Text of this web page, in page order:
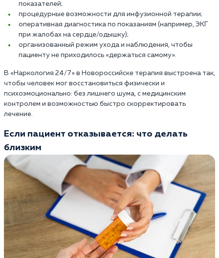
показателей;
процедурные возможности для инфузионной терапии;
оперативная диагностика по показаниям (например, ЭКГ
при жалобах на сердце/одышку);
организованный режим ухода и наблюдения, чтобы
пациенту не приходилось «держаться самому».
В «Наркология 24/7» в Новороссийске терапия выстроена так,
чтобы человек мог восстановиться физически и
психоэмоционально: без лишнего шума, с медицинским
контролем и возможностью быстро скорректировать
лечение.
Если пациент отказывается: что делать
близким